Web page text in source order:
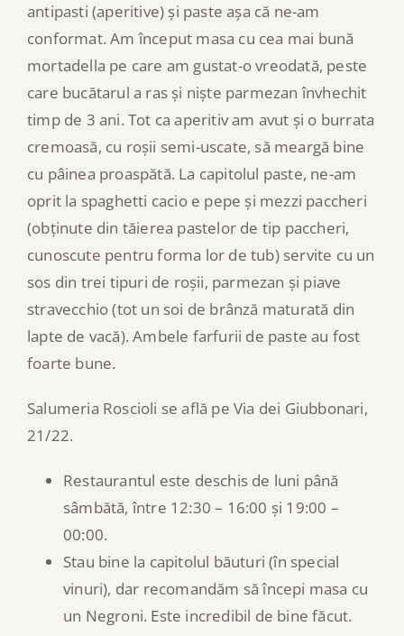
antipasti (aperitive) și paste așa că ne-am
conformat. Am început masa cu cea mai bună
mortadella pe care am gustat-o vreodată, peste
care bucătarul a ras și niște parmezan învhechit
timp de 3 ani. Tot ca aperitiv am avut și o burrata
cremoasă, cu roșii semi-uscate, să meargă bine
cu pâinea proaspătă. La capitolul paste, ne-am
oprit la spaghetti cacio e pepe și mezzi paccheri
(obținute din tăierea pastelor de tip paccheri,
cunoscute pentru forma lor de tub) servite cu un
sos din trei tipuri de roșii, parmezan și piave
stravecchio (tot un soi de brânză maturată din
lapte de vacă). Ambele farfurii de paste au fost
foarte bune.
Salumeria Roscioli se află pe Via dei Giubbonari,
21/22.
Restaurantul este deschis de luni până
sâmbătă, între 12:30 – 16:00 și 19:00 –
00:00.
Stau bine la capitolul băuturi (în special
vinuri), dar recomandăm să începi masa cu
un Negroni. Este incredibil de bine făcut.